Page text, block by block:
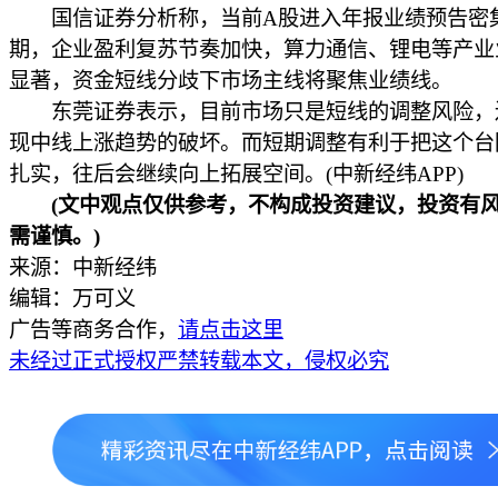
国信证券分析称，当前A股进入年报业绩预告密
期，企业盈利复苏节奏加快，算力通信、锂电等产
显著，资金短线分歧下市场主线将聚焦业绩线。
东莞证券表示，目前市场只是短线的调整风险，
现中线上涨趋势的破坏。而短期调整有利于把这个
扎实，往后会继续向上拓展空间。(中新经纬APP)
(文中观点仅供参考，不构成投资建议，投资有
需谨慎。)
来源：中新经纬
编辑：万可义
广告等商务合作， 请点击这里
未经过正式授权严禁转载本文，侵权必究